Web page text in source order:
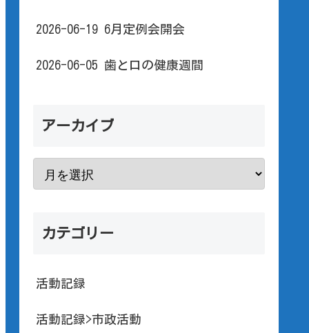
2026-06-19 6月定例会開会
2026-06-05 歯と口の健康週間
アーカイブ
カテゴリー
活動記録
活動記録>市政活動